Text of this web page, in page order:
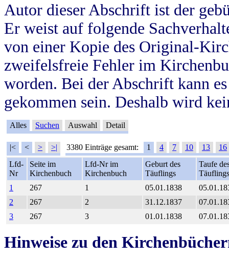
Autor dieser Abschrift ist der
Er weist auf folgende
von einer Kopie des Original-
zweifelsfreie Fehler im
worden. Bei der Abschrift kann
gekommen sein. Deshalb wird
Alles Suchen Auswahl Detail
|< < > >| 3380 Einträge gesamt: 1 4 7 10 13
16
Lfd-
Nr
Seite im
Kirchenbuch
Lfd-Nr im
Kirchenbuch
Geburt des
Täuflings
Taufe
Täuflings
1
267 1 05.01.1838
2
267 2 31.12.1837
3
267 3 01.01.1838
Hinweise zu den